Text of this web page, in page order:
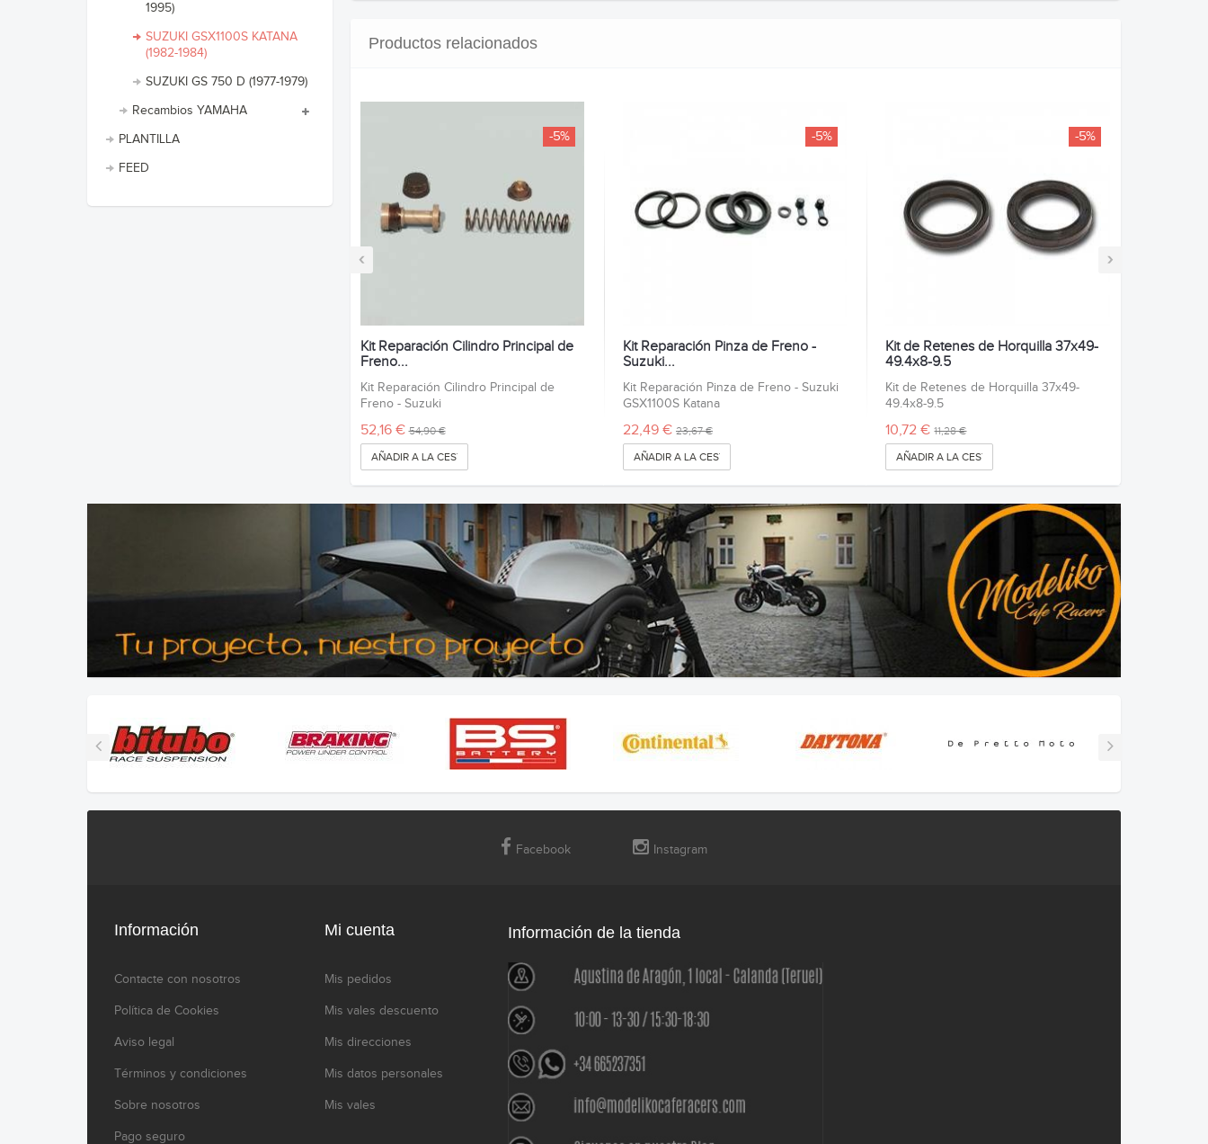
1995)
SUZUKI GSX1100S KATANA
(1982-1984)
SUZUKI GS 750 D (1977-1979)
Recambios YAMAHA
PLANTILLA
FEED
Productos relacionados
‹ ›
-5%
Kit Reparación Cilindro Principal de
Freno...
Kit Reparación Cilindro Principal de
Freno - Suzuki
52,16 € 54,90 €
AÑADIR A LA CESTA
-5%
Kit Reparación Pinza de Freno -
Suzuki...
Kit Reparación Pinza de Freno - Suzuki
GSX1100S Katana
22,49 € 23,67 €
AÑADIR A LA CESTA
-5%
Kit de Retenes de Horquilla 37x49-
49.4x8-9.5
Kit de Retenes de Horquilla 37x49-
49.4x8-9.5
10,72 € 11,28 €
AÑADIR A LA CESTA
Facebook Instagram
Información
Contacte con nosotros
Política de Cookies
Aviso legal
Términos y condiciones
Sobre nosotros
Pago seguro
Mi cuenta
Mis pedidos
Mis vales descuento
Mis direcciones
Mis datos personales
Mis vales
Información de la tienda